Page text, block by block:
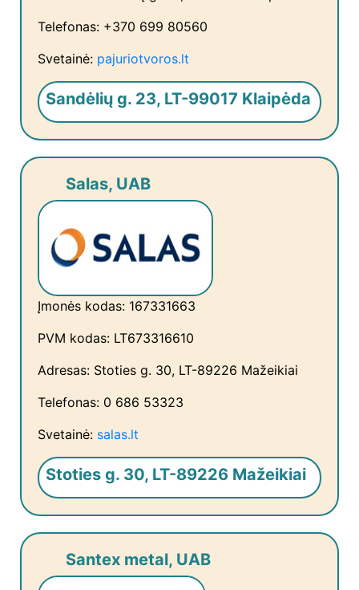
Telefonas: +370 699 80560
Svetainė: pajuriotvoros.lt
Sandėlių g. 23, LT-99017 Klaipėda
Salas, UAB
Įmonės kodas: 167331663
PVM kodas: LT673316610
Adresas: Stoties g. 30, LT-89226 Mažeikiai
Telefonas: 0 686 53323
Svetainė: salas.lt
Stoties g. 30, LT-89226 Mažeikiai
Santex metal, UAB